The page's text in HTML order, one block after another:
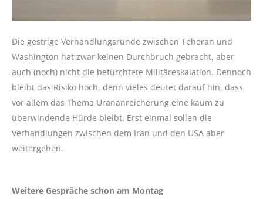
Die gestrige Verhandlungsrunde zwischen Teheran und
Washington hat zwar keinen Durchbruch gebracht, aber
auch (noch) nicht die befürchtete Militäreskalation. Dennoch
bleibt das Risiko hoch, denn vieles deutet darauf hin, dass
vor allem das Thema Urananreicherung eine kaum zu
überwindende Hürde bleibt. Erst einmal sollen die
Verhandlungen zwischen dem Iran und den USA aber
weitergehen.
Weitere Gespräche schon am Montag